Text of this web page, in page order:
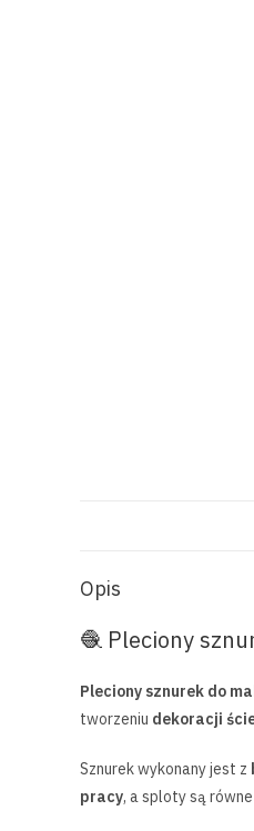
Opis
🧶 Pleciony
Pleciony sznurek do
tworzeniu dekoracji
Sznurek wykonany jest z
pracy, a sploty są